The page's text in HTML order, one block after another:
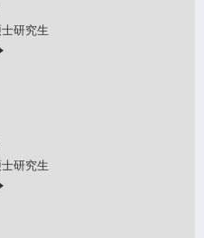
研究生
研究生